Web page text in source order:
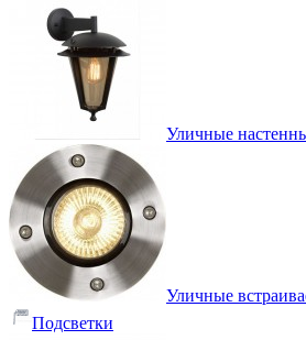
Уличные
Уличные
Подсветки